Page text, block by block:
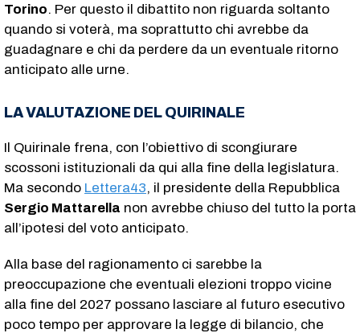
Torino. Per questo il dibattito non riguarda soltanto
quando si voterà, ma soprattutto chi avrebbe da
guadagnare e chi da perdere da un eventuale ritorno
anticipato alle urne.
LA VALUTAZIONE DEL QUIRINALE
Il Quirinale frena, con l’obiettivo di scongiurare
scossoni istituzionali da qui alla fine della legislatura.
Ma secondo Lettera43, il presidente della Repubblica
Sergio Mattarella non avrebbe chiuso del tutto la porta
all’ipotesi del voto anticipato.
Alla base del ragionamento ci sarebbe la
preoccupazione che eventuali elezioni troppo vicine
alla fine del 2027 possano lasciare al futuro esecutivo
poco tempo per approvare la legge di bilancio, che